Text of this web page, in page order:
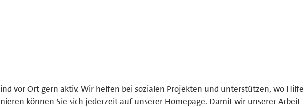
vor Ort gern aktiv. Wir helfen bei sozialen Projekten und unterstützen, wo Hilfe
können Sie sich jederzeit auf unserer Homepage. Damit wir unserer Arbeit